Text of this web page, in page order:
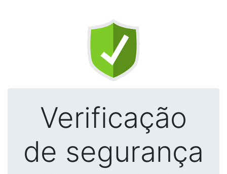
Verificação
de segurança